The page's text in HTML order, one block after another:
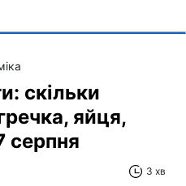
скільки
яйця,
серпня
3 хв